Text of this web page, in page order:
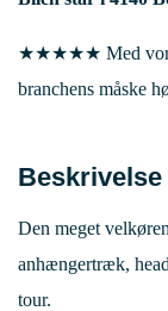
★★★★★ Med vores
branchens måske
Beskrivelse
Den meget
anhængertræk,
tour.